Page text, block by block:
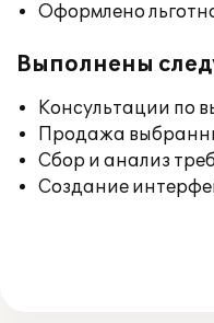
Оформлено
Выполнены
Консультации по
Продажа
Сбор и анализ
Создание